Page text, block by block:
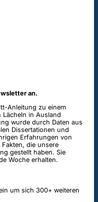
an.
Anleitung zu einem
in Ausland
wurde durch Daten aus
Dissertationen und
Erfahrungen von
die unsere
gestellt haben. Sie
Woche erhalten.
um sich 300+ weiteren